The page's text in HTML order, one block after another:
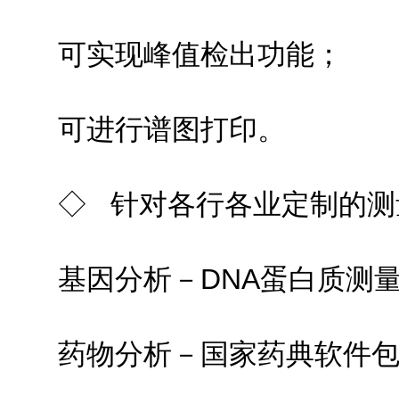
可实现峰值检出功能；
可进行谱图打印。
◇ 针对各行各业定制的测
基因分析－DNA蛋白质测
药物分析－国家药典软件